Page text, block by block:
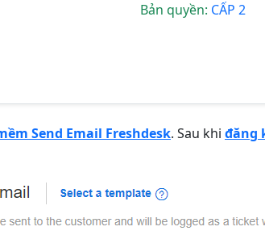
Bản quyền: CẤP 2
Send Email Freshdesk. Sau khi đăng